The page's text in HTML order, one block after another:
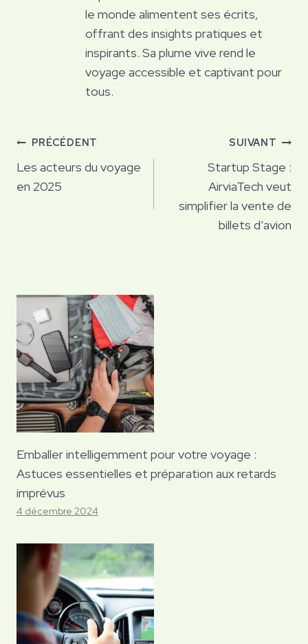
le monde alimentent ses écrits,
offrant des insights pratiques et
inspirants. Sa plume vive rend le
voyage accessible et captivant pour
tous.
Navigation
de
l’article
PRÉCÉDENT
Les acteurs du voyage
en 2025
SUIVANT
Startup Stage :
AirviaTech veut
simplifier la vente de
billets d’avion
Emballer intelligemment pour votre voyage :
Astuces essentielles et préparation aux retards
imprévus
4 décembre 2024